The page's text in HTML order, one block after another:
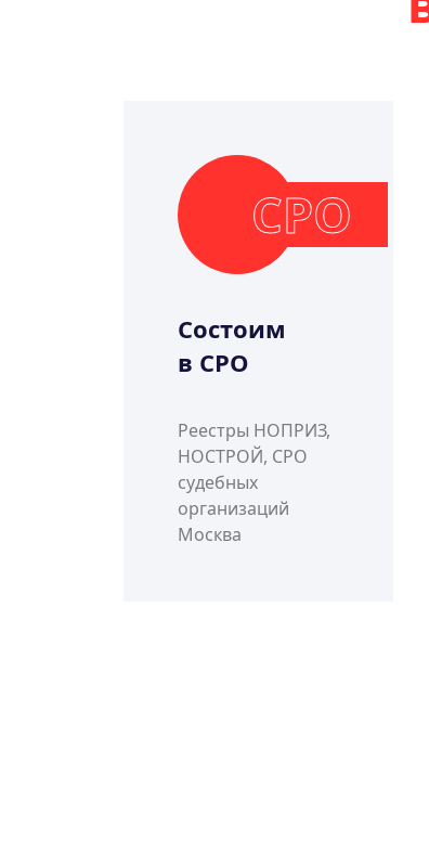
СРО
Состоим
в СРО
Реестры НОПРИЗ,
НОСТРОЙ, СРО
судебных
организаций
Москва